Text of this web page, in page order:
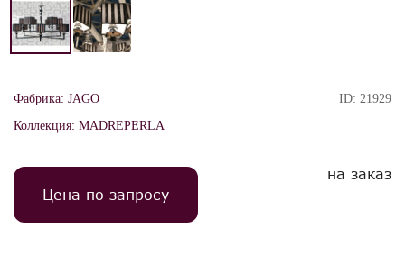
Фабрика: JAGO
Коллекция: MADREPERLA
ID: 21929
Цена по запросу
на заказ